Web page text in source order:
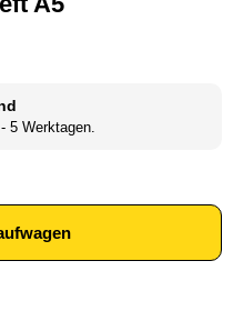
5 Werktagen.